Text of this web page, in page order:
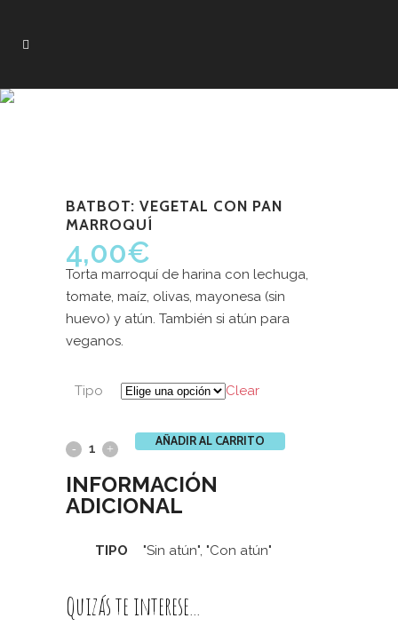
BATBOT: VEGETAL CON PAN
MARROQUÍ
4,00€
Torta marroquí de harina con lechuga,
tomate, maíz, olivas, mayonesa (sin
huevo) y atún. También si atún para
veganos.
Tipo Clear
Batbot:
Vegetal
con
quantity
AÑADIR AL CARRITO
INFORMACIÓN
ADICIONAL
TIPO "Sin atún", "Con atún"
Quizás te interese...